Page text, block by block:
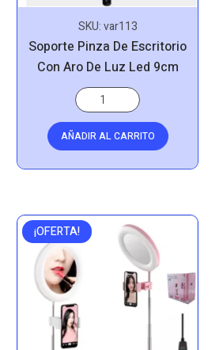
SKU:var113
Soporte Pinza De Escritorio
Con Aro De Luz Led 9cm
AÑADIR AL CARRITO
¡OFERTA!